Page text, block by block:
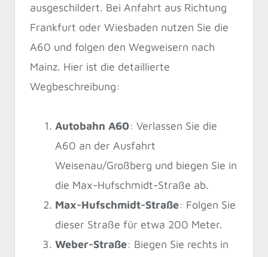
ausgeschildert. Bei Anfahrt aus Richtung
Frankfurt oder Wiesbaden nutzen Sie die
A60 und folgen den Wegweisern nach
Mainz. Hier ist die detaillierte
Wegbeschreibung:
Autobahn A60: Verlassen Sie die
A60 an der Ausfahrt
Weisenau/Großberg und biegen Sie in
die Max-Hufschmidt-Straße ab.
Max-Hufschmidt-Straße: Folgen Sie
dieser Straße für etwa 200 Meter.
Weber-Straße: Biegen Sie rechts in